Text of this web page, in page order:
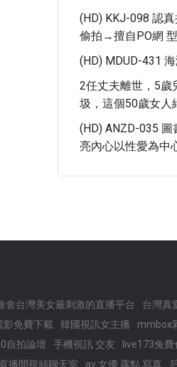
(HD) KKJ-098 認
偷拍→擅自PO網
(HD) MDUD-431
2任丈夫離世，5歲
圾，這個50歲女人
(HD) ANZD-035
亮內心以性愛為中
舍台灣美女最刺激的直播平台 台灣真
影免費下載 韓國視訊女主播
mmbox
自拍論壇 手機視訊 交友
live173兔
播間視頻聊天室 av 女優 露點 寫真